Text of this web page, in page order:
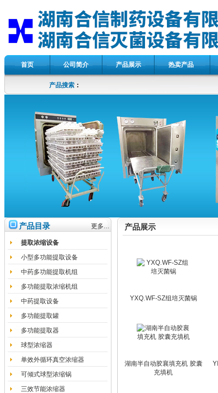
首页 公司简介 产品展示 热卖产品
产品搜索 ：
产品目录 更多...
提取浓缩设备
小型多功能提取设备
中药多功能提取机组
多功能提取浓缩机组
中药提取设备
多功能提取罐
多功能提取器
球型浓缩器
单效外循环真空浓缩器
可倾式球型浓缩锅
三效节能浓缩器
产品展示
YXQ.WF-SZ组培灭菌锅
湖南半自动胶襄填充机 胶囊
充填机